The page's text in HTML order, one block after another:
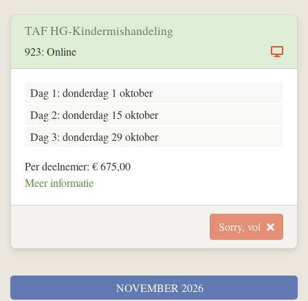
TAF HG-Kindermishandeling
923: Online
Dag 1: donderdag 1 oktober
Dag 2: donderdag 15 oktober
Dag 3: donderdag 29 oktober
Per deelnemer: € 675,00
Meer informatie
Sorry, vol
NOVEMBER 2026